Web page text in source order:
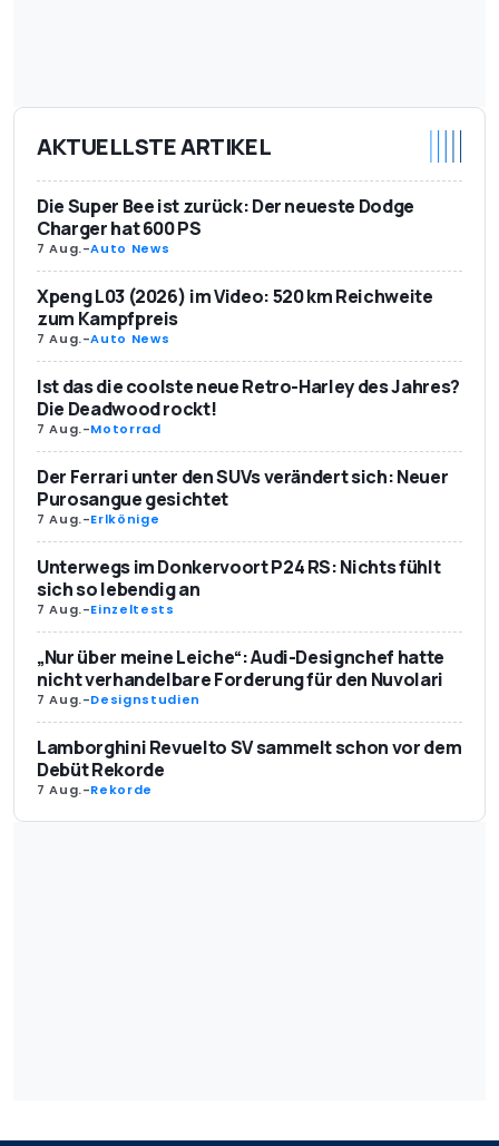
AKTUELLSTE ARTIKEL
Die Super Bee ist zurück: Der neueste Dodge
Charger hat 600 PS
7 Aug.-Auto News
Xpeng L03 (2026) im Video: 520 km Reichweite
zum Kampfpreis
7 Aug.-Auto News
Ist das die coolste neue Retro-Harley des Jahres?
Die Deadwood rockt!
7 Aug.-Motorrad
Der Ferrari unter den SUVs verändert sich: Neuer
Purosangue gesichtet
7 Aug.-Erlkönige
Unterwegs im Donkervoort P24 RS: Nichts fühlt
sich so lebendig an
7 Aug.-Einzeltests
„Nur über meine Leiche“: Audi-Designchef hatte
nicht verhandelbare Forderung für den Nuvolari
7 Aug.-Designstudien
Lamborghini Revuelto SV sammelt schon vor dem
Debüt Rekorde
7 Aug.-Rekorde